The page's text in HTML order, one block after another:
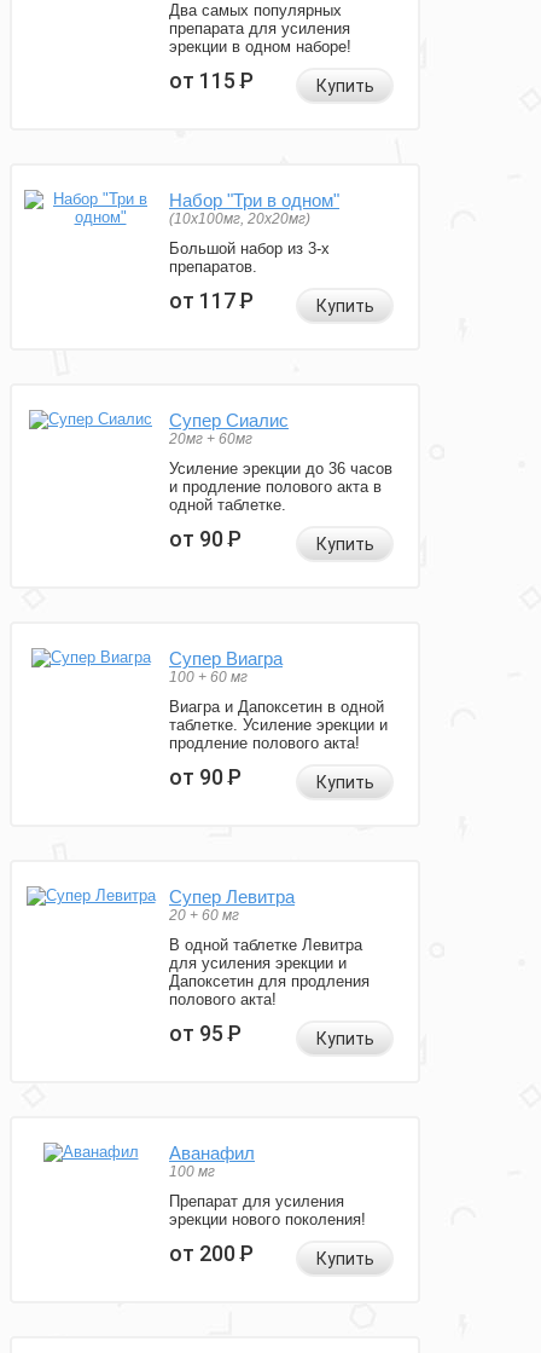
Два самых популярных
препарата для усиления
эрекции в одном наборе!
от 115Р Купить
Набор "Три в одном"
(10x100мг, 20x20мг)
Большой набор из 3-х
препаратов.
от 117Р Купить
Супер Сиалис
20мг + 60мг
Усиление эрекции до 36 часов
и продление полового акта в
одной таблетке.
от 90Р Купить
Супер Виагра
100 + 60 мг
Виагра и Дапоксетин в одной
таблетке. Усиление эрекции и
продление полового акта!
от 90Р Купить
Супер Левитра
20 + 60 мг
В одной таблетке Левитра
для усиления эрекции и
Дапоксетин для продления
полового акта!
от 95Р Купить
Аванафил
100 мг
Препарат для усиления
эрекции нового поколения!
от 200Р Купить